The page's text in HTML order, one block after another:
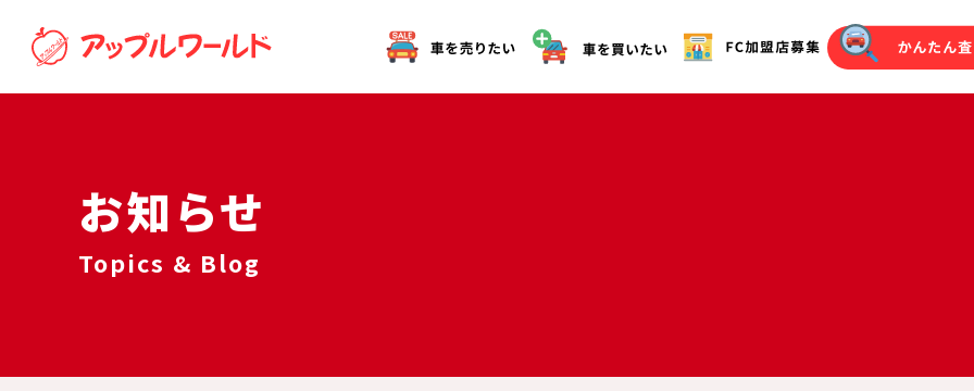
お知らせ
Topics & Blog